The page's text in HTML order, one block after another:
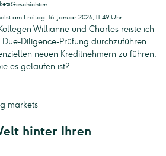
Geschichten
am Freitag, 16. Januar 2026, 11:49 Uhr
Willianne und Charles reiste ich
Diligence-Prüfung durchzuführen
neuen Kreditnehmern zu führen.
es gelaufen ist?
hinter Ihren